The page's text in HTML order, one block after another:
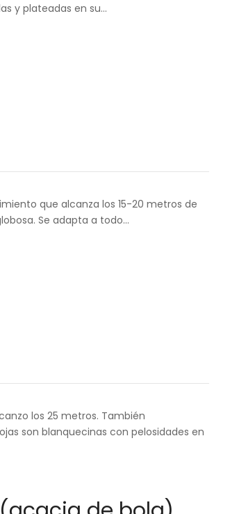
y plateadas en su…
que alcanza los 15-20 metros de
Se adapta a todo…
los 25 metros. También
son blanquecinas con pelosidades en